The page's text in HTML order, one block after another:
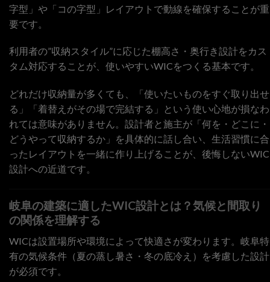
字型」や「コの字型」レイアウトで動線を確保することが重
要です。
利用者の”収納スタイル”に応じた棚高さ・奥行き設計をカス
タム対応することが、使いやすいWICをつくる基本です。
どれだけ収納量が多くても、「使いたいものをすぐ取り出せ
る」「着替えがその場で完結する」という使い心地が損なわ
れては意味がありません。設計者と施主が「何を・どこに・
どうやって収納するか」を具体的に話し合い、生活習慣に合
ったレイアウトを一緒に作り上げることが、後悔しないWIC
設計への近道です。
岐阜の建築に適したWIC設計とは？気候と間取り
の関係を理解する
WICは設置場所や環境によって快適さが変わります。岐阜特
有の気候条件（夏の蒸し暑さ・冬の底冷え）を考慮した設計
が必須です。